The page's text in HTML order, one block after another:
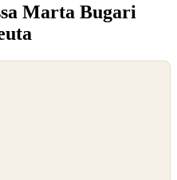
Marta Bugari